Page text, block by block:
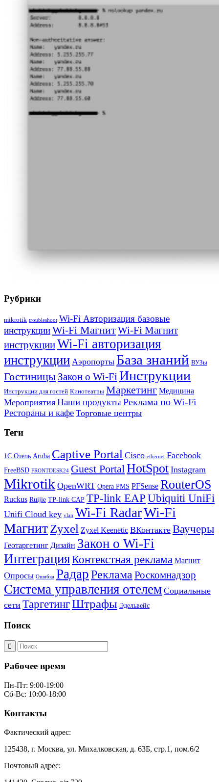
Рубрики
mikrotik troubleshoot Wi-Fi Авторизация базовые
инструкцииWi-Fi МагнитWi-Fi Магнит
инструкцииWi-Fi авторизация
инструкции Аэропорты База знаний ВУЗы
Гостиницы Закон о Wi-Fi Инструкции
Инструкции для гостей Кинотеатры Маркетинг Медицина
Мероприятия Наши продуктыРеклама по Wi-Fi
Рестораны и кафе Торговые центры
Теги
1С Отель Aruba Captive Portal Cisco ethernet Facebook
FreeBSD FRONTDESK24 Guest PortalHotSpot Instagram
Mikrotik OpenWRT Opera PMS PFSense RouterOS
Ruckus Ruijie TP-link CAP TP-link EAP Ubiquiti UniFi
Unifi Cloud key vlan Wi-Fi RadarWi-Fi
МагнитZyxel Zyxel Keenetic ВКонтакте Ваучеры
Геотаргетинг Дизайн Закон о Wi-Fi
ИнтеграцияКонтекстная реклама Магнит
Опросы Ошибка РадарРеклама Роскомнадзор
Система управления отелем Социальные
сети ТаргетингШтрафы Эдельвейс
Поиск
Рабочее время
Пн-Пт: 9:00-19:00
Сб-Вс: 10:00-18:00
Контакты
Фактический адрес:
125438, г. Москва, ул. Михалковская, д. 63Б, стр.1, пом.6/2
Почтовый адрес: